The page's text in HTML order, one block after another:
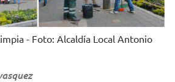
- Foto: Alcaldía Local Antonio